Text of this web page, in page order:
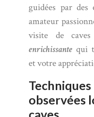
guidées par des
amateur
visite de
enrichissante qui
et votre
observées
caves